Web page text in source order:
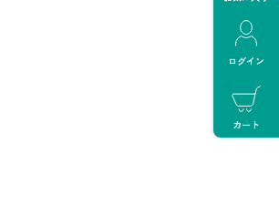
ログイン
カート